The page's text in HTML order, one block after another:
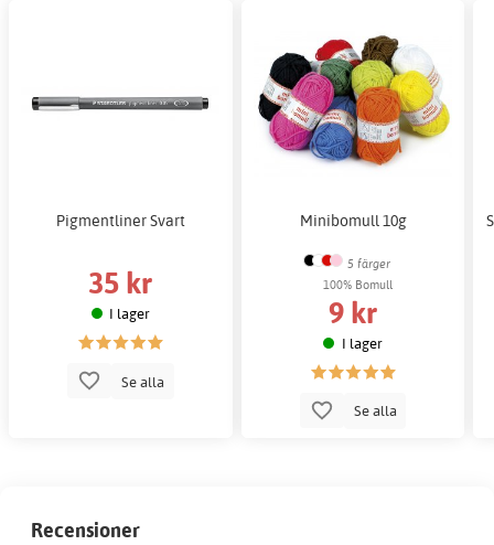
Pigmentliner Svart
35 kr
I lager
Se alla
Minibomull 10g
5 färger
100% Bomull
9 kr
I lager
Se alla
Recensioner